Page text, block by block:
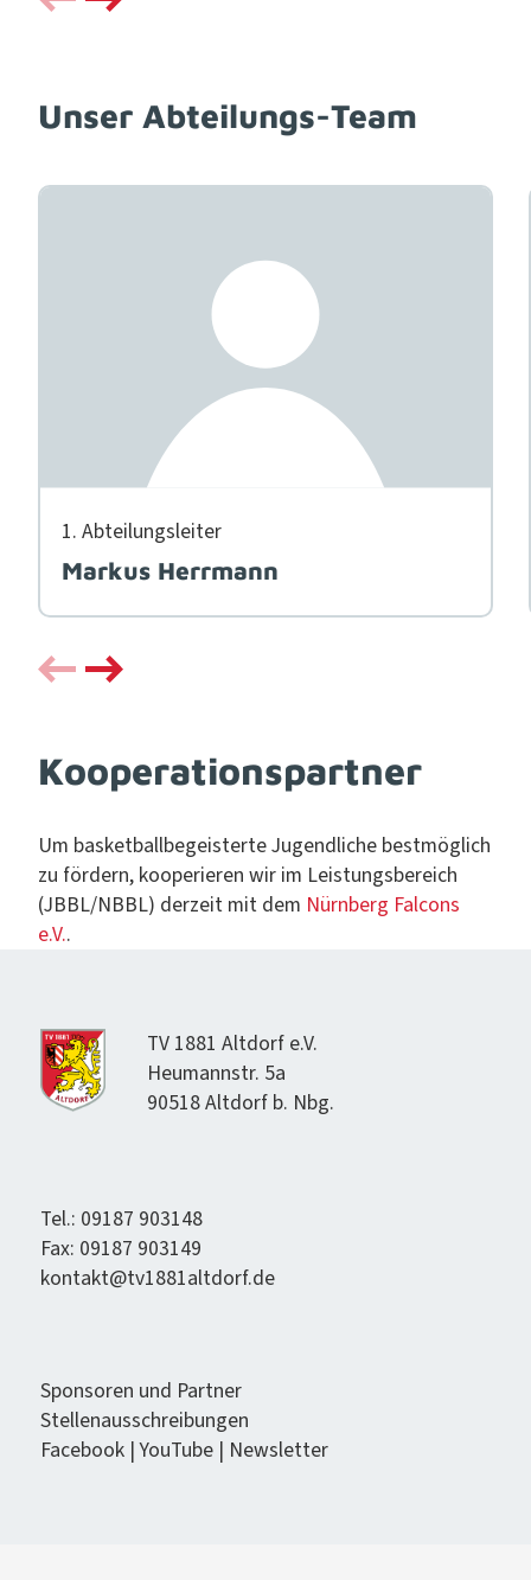
Unser Abteilungs-Team
1. Abteilungsleit­er
Markus Herrmann
Kooperationspartner
Um bas­ket­ball­begeis­terte Jugendliche best­möglich
zu fördern, kooperieren wir im Leis­tungs­bere­ich
(JBBL/NBBL) derzeit mit dem Nürn­berg Fal­cons
e.V..
TV 1881 Alt­dorf e.V.
Heumannstr. 5a
90518 Alt­dorf b. Nbg.
Tel.: 09187 903148
Fax: 09187 903149
kontakt@tv1881altdorf.de
Spon­soren und Partner
Stel­lenauss­chrei­bun­gen
Face­book|YouTube| Newslet­ter